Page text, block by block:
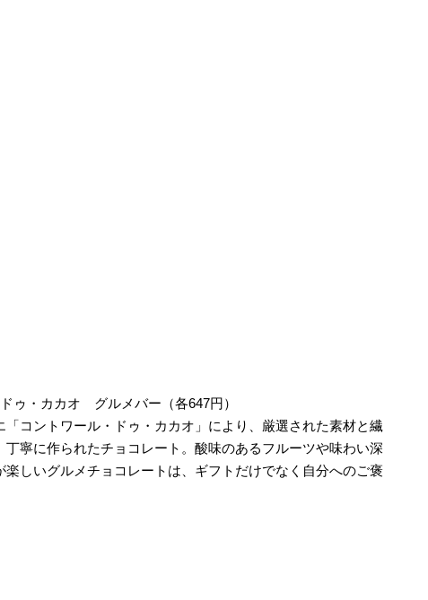
ゥ・カカオ グルメバー（各647円）
「コントワール・ドゥ・カカオ」により、厳選された素材と繊
寧に作られたチョコレート。酸味のあるフルーツや味わい深
楽しいグルメチョコレートは、ギフトだけでなく自分へのご褒